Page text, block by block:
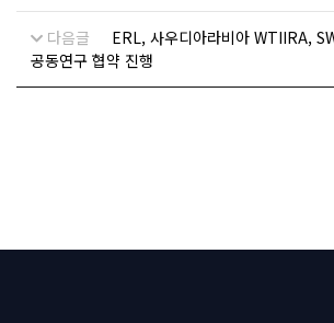
다음글
ERL, 사우디아라비아 WTIIRA,
공동연구 협약 진행